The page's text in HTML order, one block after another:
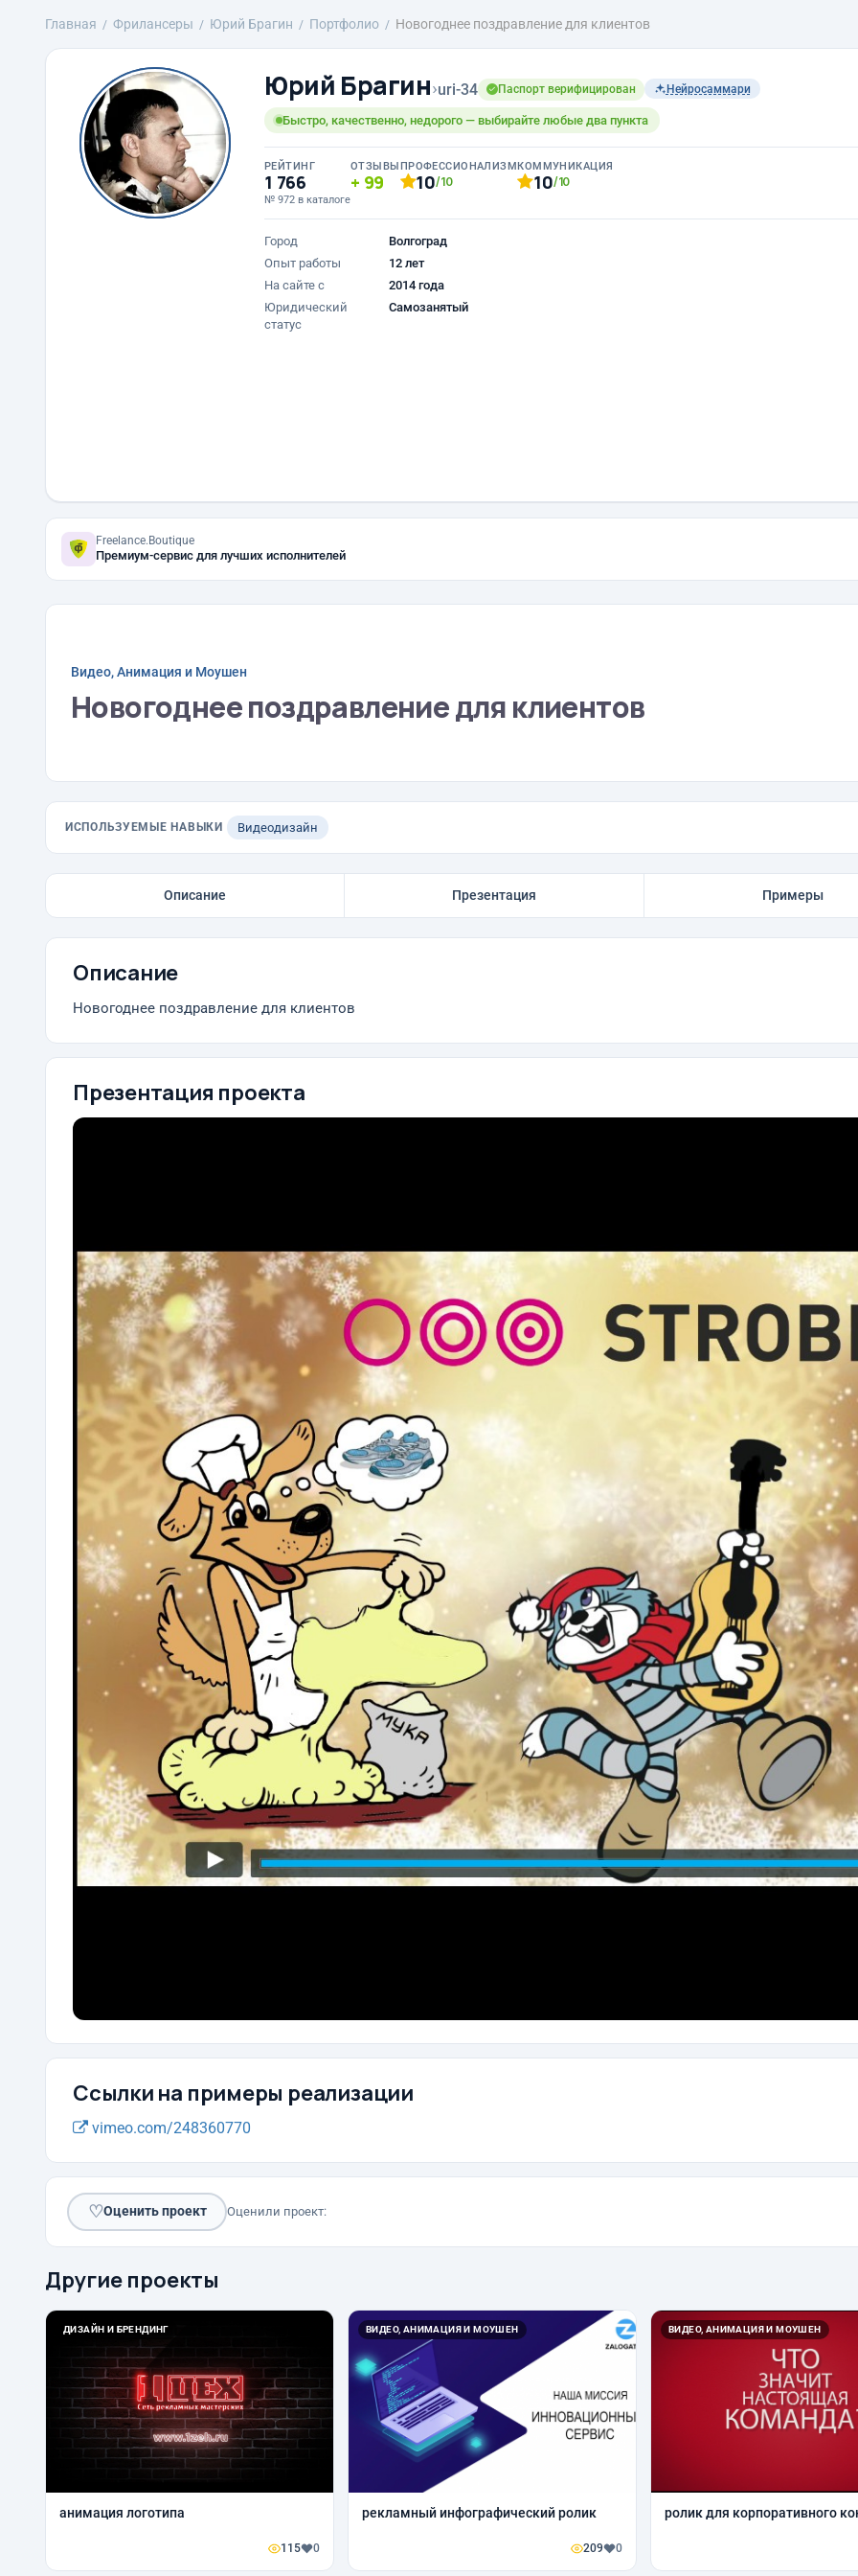
Главная Фрилансеры Юрий Брагин Портфолио Новогоднее поздравление для клиентов
Юрий Брагин›uri-34 Паспорт верифицирован Нейросаммари
Быстро, качественно, недорого — выбирайте любые два пункта
РЕЙТИНГ
1 766
№ 972 в каталоге
ОТЗЫВЫ
99
ПРОФЕССИОНАЛИЗМ
10/10
КОММУНИКАЦИЯ
10/10
Город
Волгоград
Опыт работы
12 лет
На сайте с
2014 года
Юридический
статус
Самозанятый
Freelance.Boutique
Премиум-сервис для лучших исполнителей
Видео, Анимация и Моушен
Новогоднее поздравление для клиентов
ИСПОЛЬЗУЕМЫЕ НАВЫКИ Видеодизайн
Описание Презентация Примеры
Описание
Новогоднее поздравление для клиентов
Презентация проекта
Ссылки на примеры реализации
vimeo.com/248360770
♡Оценить проект Оценили проект:
Другие проекты
ДИЗАЙН И БРЕНДИНГ
анимация логотипа
115 0
ВИДЕО, АНИМАЦИЯ И МОУШЕН
рекламный инфографический ролик
209 0
ВИДЕО, АНИМАЦИЯ И МОУШЕН
ролик для корпоративного